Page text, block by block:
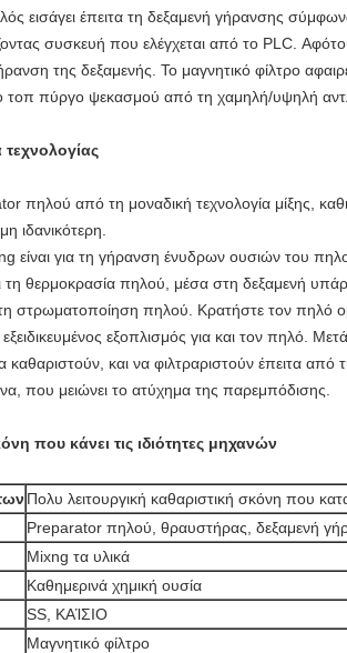
εισάγει έπειτα τη δεξαμενή γήρανσης
συσκευή που ελέγχεται από το PLC.
της δεξαμενής. Το μαγνητικό φίλτρο
τοπ πύργο ψεκασμού από τη χαμηλή/υψηλή
τεχνολογίας
πηλού από τη μοναδική τεχνολογία μίξης,
ιδανικότερη.
είναι για τη γήρανση ένυδρων ουσιών του
τη θερμοκρασία πηλού, μέσα στη δεξαμενή
στρωματοποίηση πηλού. Κρατήστε τον πηλό
εξοπλισμός για και τον πηλό.
και να φιλτραριστούν έπειτα
που μειώνει το ατύχημα της παρεμπόδισης.
που κάνει τις ιδιότητες μηχανών
Πολυ λειτουργική καθαριστική σκόνη που
Preparator πηλού, θραυστήρας, δεξαμενή
Mixng τα υλικά
Καθημερινά χημική ουσία
SS, ΚΑΊΣΙΟ
Μαγνητικό φίλτρο